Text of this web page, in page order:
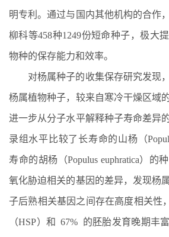
明专利。通过与国内其他机构的合作
柳科等458种1249份短命种子，极大
物种的保存能力和效率。
对杨属种子的收集保存研究发现
杨属植物种子，较来自寒冷干燥区域
进一步从分子水平解释种子寿命差异
录组水平比较了长寿命的山杨 （
寿命的胡杨 （Populus euphratica） 的
氧化胁迫相关的基因的差异，发现杨
子后熟相关基因之间存在高度相关性
（HSP） 和67% 的胚胎发育晚期丰